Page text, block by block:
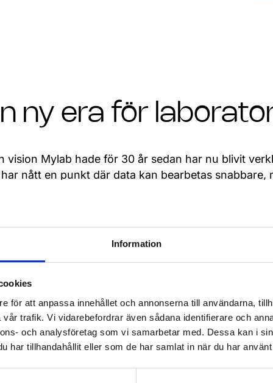
Information
för att anpassa innehållet och annonserna till användarna,
trafik. Vi vidarebefordrar även sådana identifierare och
och analysföretag som vi samarbetar med. Dessa kan i
har tillhandahållit eller som de har samlat in när du har
ny era för
vision Mylab hade för 30 år sedan har nu blivit
nått en punkt där data kan bearbetas
mönster och avvikelser i provresultat, utan
utvecklingsteam samarbetar med laboratorier
är intuitiva, pålitliga och anpassade efter
viktig aspekt är sammanhållen
effektivt och sätta den i ett bredare
när prover tagits, jämfört med planerade tider.